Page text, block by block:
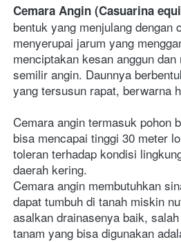
Cemara Angin (Casuarina
bentuk yang menjulang dengan
menyerupai jarum yang
menciptakan kesan anggun
semilir angin. Daunnya
yang tersusun rapat, berwarna
Cemara angin termasuk pohon
bisa mencapai tinggi 30 meter
toleran terhadap kondisi
daerah kering.
Cemara angin membutuhkan
dapat tumbuh di tanah miskin
asalkan drainasenya baik,
tanam yang bisa digunakan